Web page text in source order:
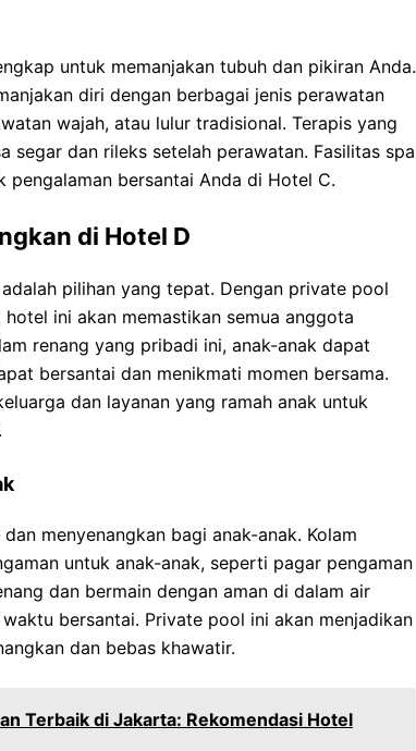
untuk memanjakan tubuh dan pikiran Anda.
diri dengan berbagai jenis perawatan
wajah, atau lulur tradisional. Terapis yang
segar dan rileks setelah perawatan. Fasilitas spa
pengalaman bersantai Anda di Hotel C.
di Hotel D
pilihan yang tepat. Dengan private pool
ini akan memastikan semua anggota
renang yang pribadi ini, anak-anak dapat
bersantai dan menikmati momen bersama.
dan layanan yang ramah anak untuk
menyenangkan bagi anak-anak. Kolam
untuk anak-anak, seperti pagar pengaman
dan bermain dengan aman di dalam air
bersantai. Private pool ini akan menjadikan
dan bebas khawatir.
Terbaik di Jakarta: Rekomendasi Hotel